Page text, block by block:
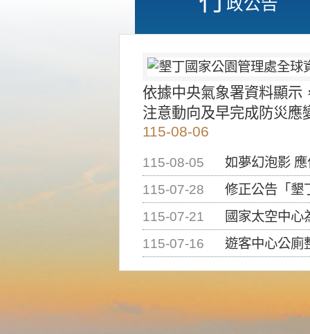
依據中央氣象署資料顯示
注意動向及早完成防災應
115-08-06
115-08-05
如夢幻泡影
115-07-28
修正公告「墾丁國家公
115-07-21
國家太空中心為辦理
115-07-16
遊客中心公廁